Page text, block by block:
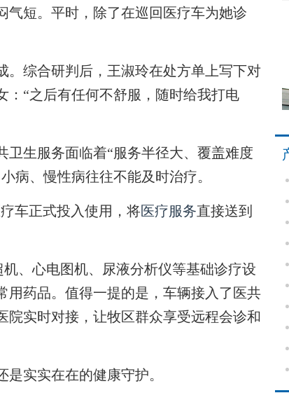
气短。平时，除了在巡回医疗车为她诊
综合研判后，王淑玲在处方单上写下对
：“之后有任何不舒服，随时给我打电
生服务面临着“服务半径大、覆盖难度
病、慢性病往往不能及时治疗。
车正式投入使用，将医疗服务直接送到
心电图机、尿液分析仪等基础诊疗设
用药品。值得一提的是，车辆接入了医共
实时对接，让牧区群众享受远程会诊和
实实在在的健康守护。